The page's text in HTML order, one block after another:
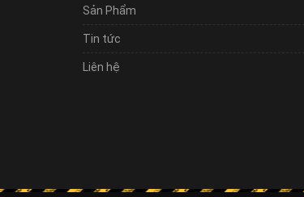
Sản Phẩm
Tin tức
Liên hệ